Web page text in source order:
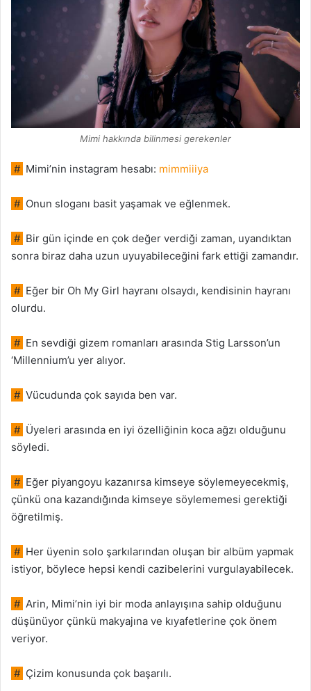
Mimi hakkında bilinmesi gerekenler
# Mimi’nin instagram hesabı: mimmiiiya
# Onun sloganı basit yaşamak ve eğlenmek.
# Bir gün içinde en çok değer verdiği zaman, uyandıktan
sonra biraz daha uzun uyuyabileceğini fark ettiği zamandır.
# Eğer bir Oh My Girl hayranı olsaydı, kendisinin hayranı
olurdu.
# En sevdiği gizem romanları arasında Stig Larsson’un
‘Millennium’u yer alıyor.
# Vücudunda çok sayıda ben var.
# Üyeleri arasında en iyi özelliğinin koca ağzı olduğunu
söyledi.
# Eğer piyangoyu kazanırsa kimseye söylemeyecekmiş,
çünkü ona kazandığında kimseye söylememesi gerektiği
öğretilmiş.
# Her üyenin solo şarkılarından oluşan bir albüm yapmak
istiyor, böylece hepsi kendi cazibelerini vurgulayabilecek.
# Arin, Mimi’nin iyi bir moda anlayışına sahip olduğunu
düşünüyor çünkü makyajına ve kıyafetlerine çok önem
veriyor.
# Çizim konusunda çok başarılı.